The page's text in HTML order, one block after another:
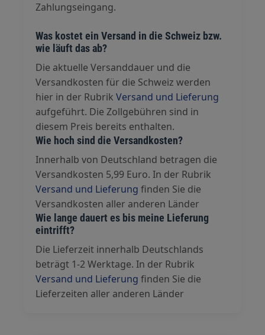
Zahlungseingang.
Was kostet ein Versand in die Schweiz bzw.
wie läuft das ab?
Die aktuelle Versanddauer und die
Versandkosten für die Schweiz werden
hier in der Rubrik Versand und Lieferung
aufgeführt. Die Zollgebühren sind in
diesem Preis bereits enthalten.
Wie hoch sind die Versandkosten?
Innerhalb von Deutschland betragen die
Versandkosten 5,99 Euro. In der Rubrik
Versand und Lieferung finden Sie die
Versandkosten aller anderen Länder
Wie lange dauert es bis meine Lieferung
eintrifft?
Die Lieferzeit innerhalb Deutschlands
beträgt 1-2 Werktage. In der Rubrik
Versand und Lieferung finden Sie die
Lieferzeiten aller anderen Länder